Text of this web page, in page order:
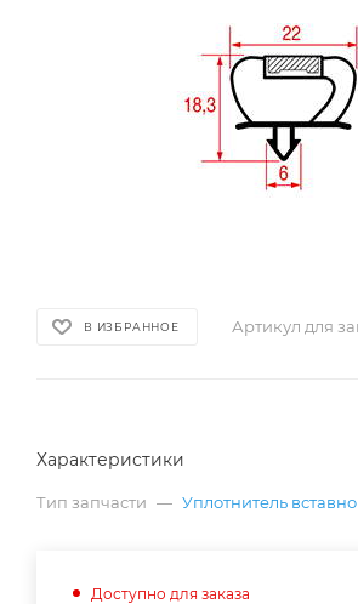
В ИЗБРАННОЕ Артикул для
Характеристики
Тип запчасти — Уплотнитель
Доступно для заказа